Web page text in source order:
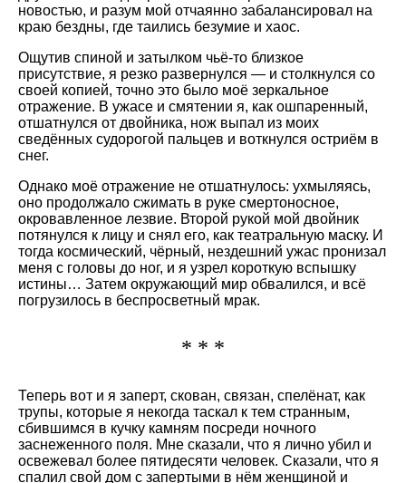
новостью, и разум мой отчаянно забалансировал на
краю бездны, где таились безумие и хаос.
Ощутив спиной и затылком чьё-то близкое
присутствие, я резко развернулся — и столкнулся со
своей копией, точно это было моё зеркальное
отражение. В ужасе и смятении я, как ошпаренный,
отшатнулся от двойника, нож выпал из моих
сведённых судорогой пальцев и воткнулся остриём в
снег.
Однако моё отражение не отшатнулось: ухмыляясь,
оно продолжало сжимать в руке смертоносное,
окровавленное лезвие. Второй рукой мой двойник
потянулся к лицу и снял его, как театральную маску. И
тогда космический, чёрный, нездешний ужас пронизал
меня с головы до ног, и я узрел короткую вспышку
истины… Затем окружающий мир обвалился, и всё
погрузилось в беспросветный мрак.
* * *
Теперь вот и я заперт, скован, связан, спелёнат, как
трупы, которые я некогда таскал к тем странным,
сбившимся в кучку камням посреди ночного
заснеженного поля. Мне сказали, что я лично убил и
освежевал более пятидесяти человек. Сказали, что я
спалил свой дом с запертыми в нём женщиной и